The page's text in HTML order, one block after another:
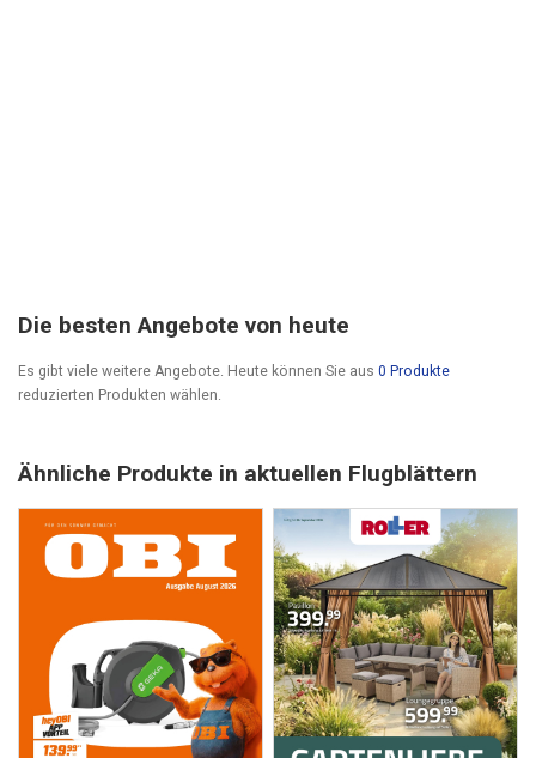
Die besten Angebote von heute
Es gibt viele weitere Angebote. Heute können Sie aus 0 Produkte
reduzierten Produkten wählen.
Ähnliche Produkte in aktuellen Flugblättern